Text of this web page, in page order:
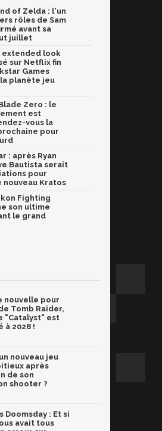
of Zelda : l'un
rôles de Sam
avant sa
juillet
extended look
sur Netflix fin
Games
planète jeu
Zero : le
est
vous la
pour
: après Ryan
Bautista serait
pour
nouveau Kratos
Fighting
son ultime
le grand
nouvelle pour
Tomb Raider,
"Catalyst" est
à 2028 !
nouveau jeu
après
de son
shooter ?
Doomsday : Et si
avait tous